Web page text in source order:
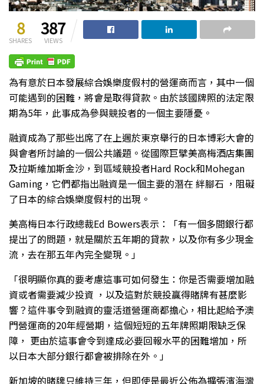
8
SHARES
387
VIEWS
為有意於日本發展綜合娛樂度假村的營運商而言，其中一個
可能遇到的困難，將會是取得貸款。由於該國牌照的法定限
期為5年，此事成為參與競投者的一個主要隱憂。
融資成為了那些出席了在上週於東京舉行的日本博彩大會的
與會者所討論的一個公共議題。從國際巨擘美高梅酒店集團
及拉斯維加斯金沙，到區域競投者Hard Rock和Mohegan
Gaming，它們都指出融資是一個主要的潛在 絆腳石 ，阻礙
了日本的綜合娛樂度假村的出現。
美高梅日本行政總裁Ed Bowers表示：「有一個多間銀行都
提出了的問題，就是關於五年期的貸款，以及你有多少現金
流，去在那五年內完全變現。」
「很明顯你真的要考慮這事可如何發生：你是否需要增加融
資或者需要減少投資 ，以及這對於競投贏得賭牌有甚麼影
響？這件事令到融資的靈活道營運商都擔心，相比起給予澳
門營運商的20年經營期，這個短短的五年牌照期限缺乏保
障， 更由於這事會令到達成必要回報水平的困難增加，所
以日本大部分銀行都會被排除在外。」
新加坡的賭牌只維持三年，但即使是最近公佈為擴張濱海灣